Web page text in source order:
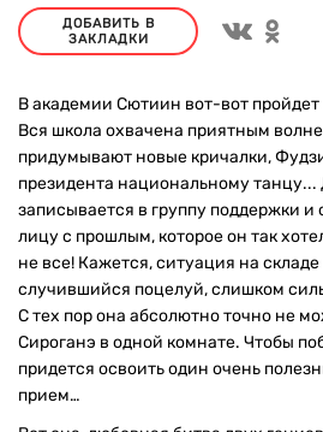
ДОБАВИТЬ В
ЗАКЛАДКИ
В академии Сютиин вот-вот
Вся школа охвачена приятным
придумывают новые кричалки,
президента национальному
записывается в группу поддержки и
лицу с прошлым, которое он так
не все! Кажется, ситуация на
случившийся поцелуй, слишком
С тех пор она абсолютно точно не
Сироганэ в одной комнате. Чтобы
придется освоить один очень
прием…